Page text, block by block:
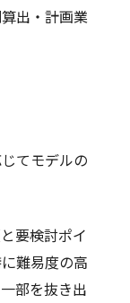
出・計画業
てモデルの
要検討ポイ
難易度の高
部を抜き出